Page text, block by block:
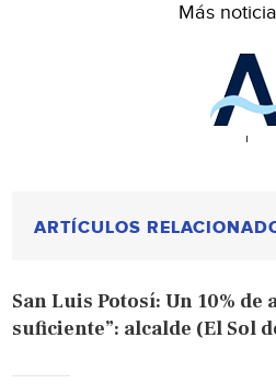
Más
ARTÍCULOS
San Luis Potosí: Un 10% de
suficiente”: alcalde (El Sol